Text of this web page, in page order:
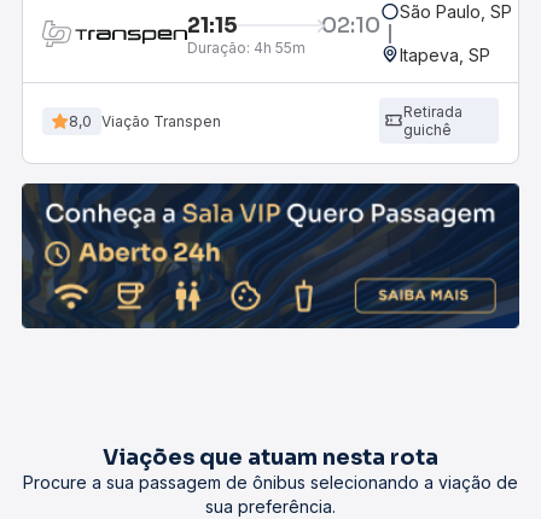
21:15 02:10
Duração: 4h 55m
São Paulo, SP -
Itapeva, SP
8,0 Viação Transpen
Retirada
guichê
Viações que atuam nesta rota
Procure a sua passagem de ônibus selecionando a viação de
sua preferência.